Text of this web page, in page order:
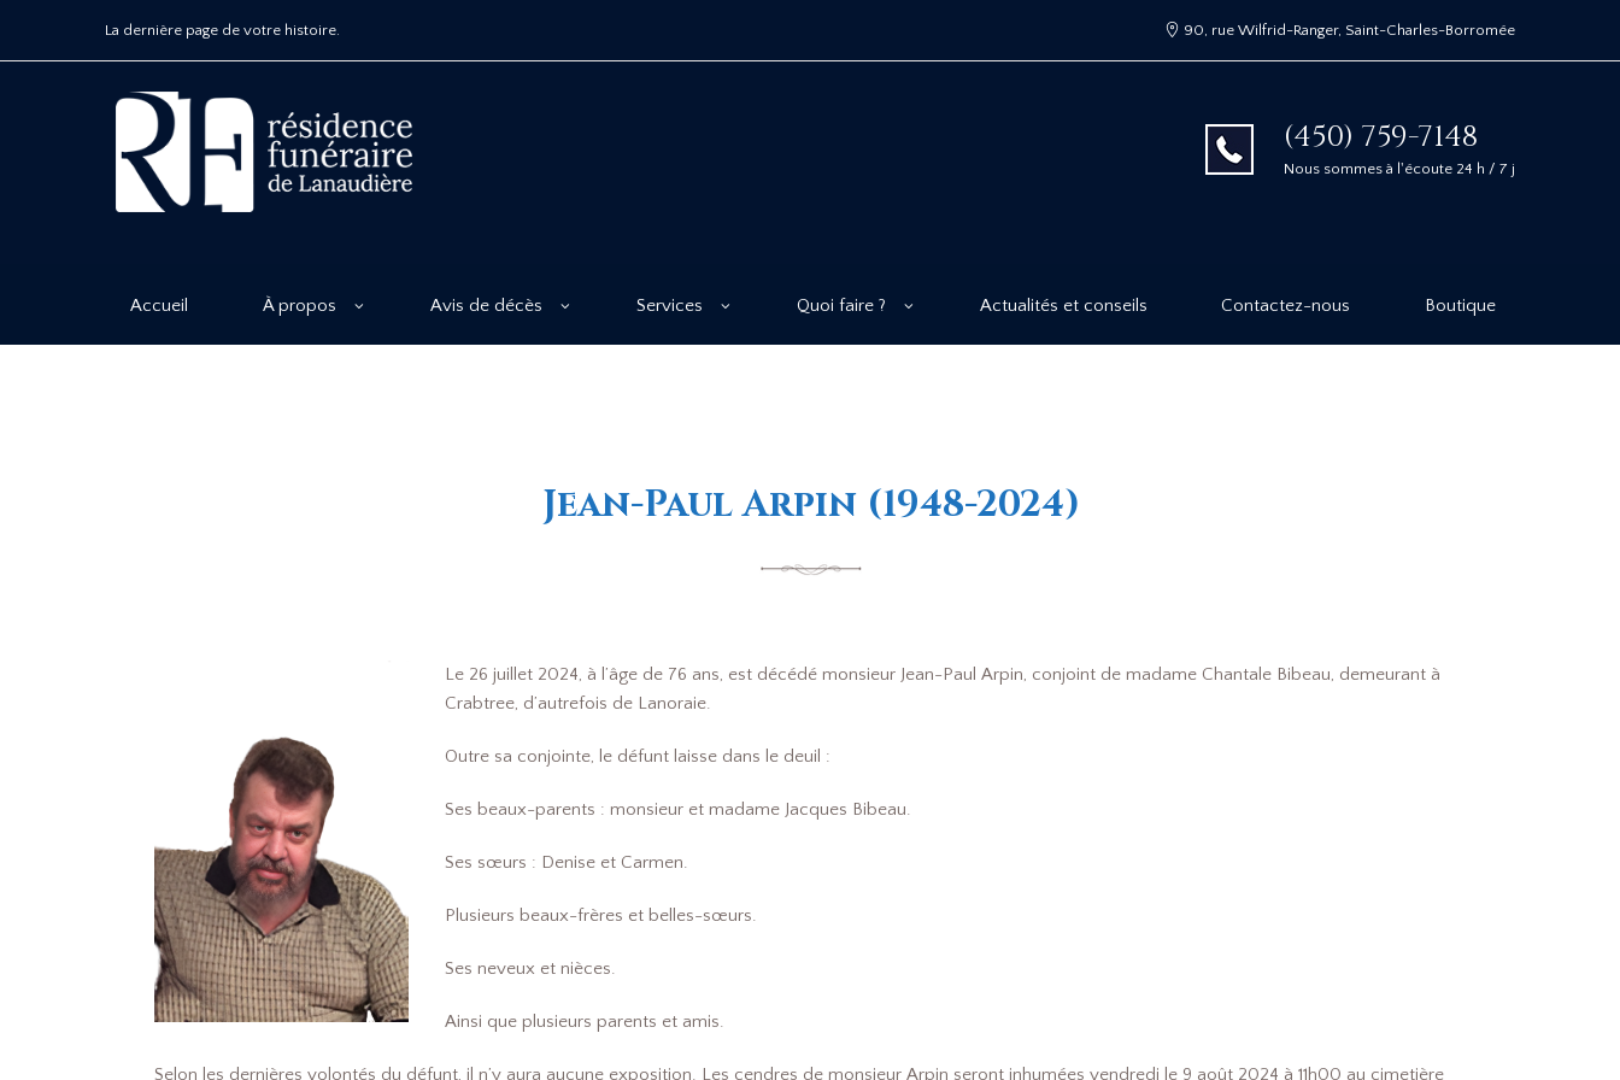
La dernière page de votre histoire. 90, rue Wilfrid-Ranger, Saint-Charles-Borromée
(450) 759-7148
Nous sommes à l'écoute 24 h / 7 j
Accueil À propos Avis de décès Services Quoi faire ? Actualités et conseils Contactez-nous Boutique
Jean-Paul Arpin (1948-2024)
Le 26 juillet 2024, à l’âge de 76 ans, est décédé monsieur Jean-Paul Arpin, conjoint de madame Chantale Bibeau, demeurant à
Crabtree, d’autrefois de Lanoraie.
Outre sa conjointe, le défunt laisse dans le deuil :
Ses beaux-parents : monsieur et madame Jacques Bibeau.
Ses sœurs : Denise et Carmen.
Plusieurs beaux-frères et belles-sœurs.
Ses neveux et nièces.
Ainsi que plusieurs parents et amis.
Selon les dernières volontés du défunt, il n’y aura aucune exposition. Les cendres de monsieur Arpin seront inhumées vendredi le 9 août 2024 à 11h00 au cimetière